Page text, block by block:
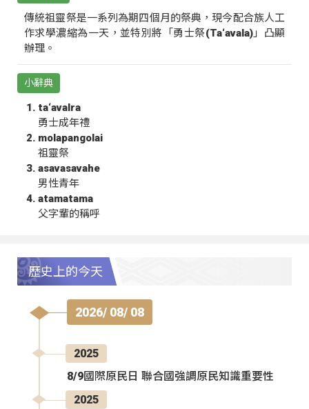
傳統祖靈祭是一系列為期四個月的祭典，現今配合族人工
作求學濃縮為一天，並特別將「勇士祭(Ta‘avala)」凸顯
辦理。
小辭典
ta‘avalra
勇士成年禮
molapangolai
祖靈祭
asavasavahe
男性青年
atamatama
父字輩的稱呼
歷史上的今天
2026/ 08/ 08
2025
8/9國際原民日 聯合國強調原民知識重要性
2025